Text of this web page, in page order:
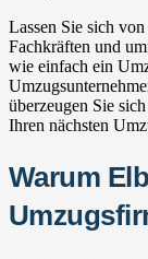
Lassen Sie sich
Fachkräften und
wie einfach ein
überzeugen Sie
Ihren nächsten
Warum